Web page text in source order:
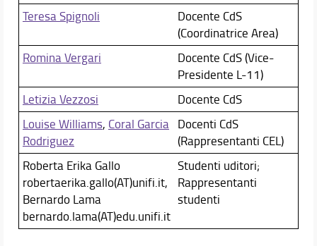
Teresa Spignoli
Docente CdS
(Coordinatrice Area)
Romina Vergari
Docente CdS (Vice-
Presidente L-11)
Letizia Vezzosi
Docente CdS
Louise Williams, Coral Garcia
Rodriguez
Docenti CdS
(Rappresentanti CEL)
Roberta Erika Gallo
robertaerika.gallo(AT)unifi.it,
Bernardo Lama
bernardo.lama(AT)edu.unifi.it
Studenti uditori;
Rappresentanti
studenti